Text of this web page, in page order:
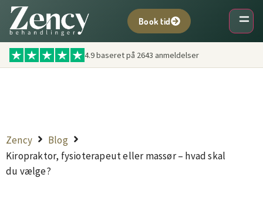
Book tid
4.9 baseret på 2643 anmeldelser
Zency
Blog
Kiropraktor, fysioterapeut eller massør – hvad skal
du vælge?